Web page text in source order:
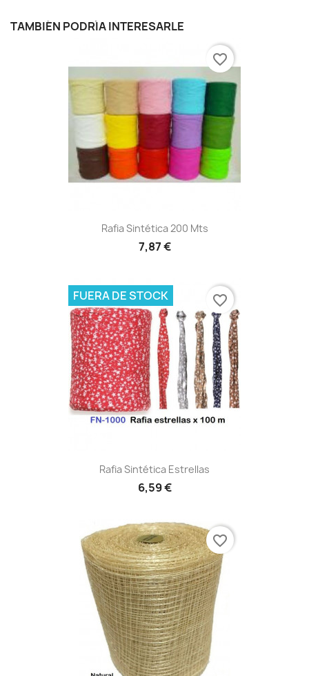
TAMBIÉN PODRÍA INTERESARLE
Rafia Sintética 200 Mts
7,87 €
favorite_border
Rafia Sintética Estrellas
6,59 €
FUERA DE STOCK favorite_border
favorite_border